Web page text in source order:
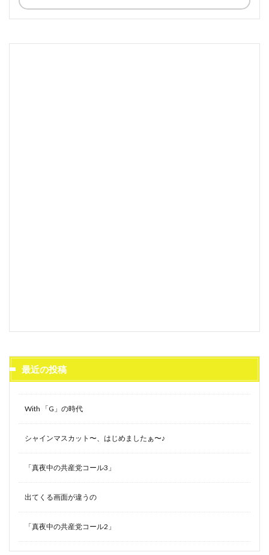
最近の投稿
With 「G」の時代
シャインマスカット〜、はじめましたぁ〜♪
「真夜中の共産党コール3」
出てくる画面が違うの
「真夜中の共産党コール2」